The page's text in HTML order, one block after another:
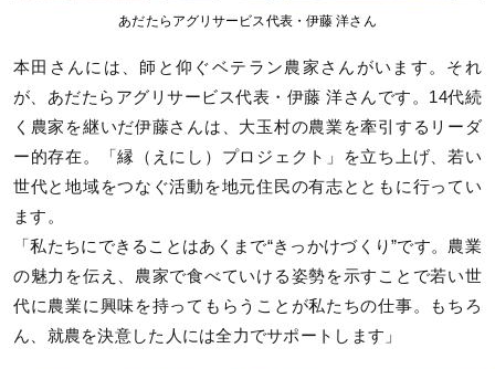
あだたらアグリサービス代表・伊藤 洋さん
本田さんには、師と仰ぐベテラン農家さんがいます。それ
が、あだたらアグリサービス代表・伊藤 洋さんです。14代続
く農家を継いだ伊藤さんは、大玉村の農業を牽引するリーダ
ー的存在。「縁（えにし）プロジェクト」を立ち上げ、若い
世代と地域をつなぐ活動を地元住民の有志とともに行ってい
ます。
「私たちにできることはあくまで“きっかけづくり”です。農業
の魅力を伝え、農家で食べていける姿勢を示すことで若い世
代に農業に興味を持ってもらうことが私たちの仕事。もちろ
ん、就農を決意した人には全力でサポートします」